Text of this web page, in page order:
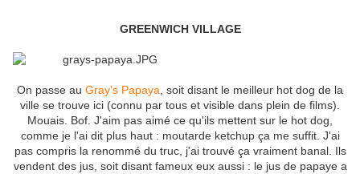
GREENWICH VILLAGE
On passe au Gray's Papaya , soit disant le meilleur hot dog de la
ville se trouve ici (connu par tous et visible dans plein de films).
Mouais. Bof. J'aim pas aimé ce qu'ils mettent sur le hot dog,
comme je l'ai dit plus haut : moutarde ketchup ça me suffit. J'ai
pas compris la renommé du truc, j'ai trouvé ça vraiment banal. Ils
vendent des jus, soit disant fameux eux aussi : le jus de papaye a